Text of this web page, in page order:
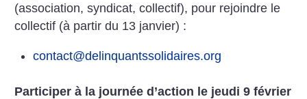
(association, syndicat, collectif), pour rejoindre le
collectif (à partir du 13 janvier) :
contact@delinquantssolidaires.org
Participer à la journée d’action le jeudi 9 février